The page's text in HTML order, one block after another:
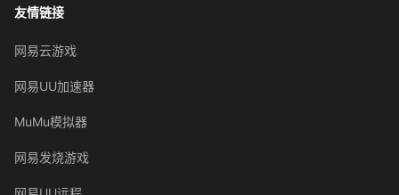
友情链接
网易云游戏
网易UU加速器
MuMu模拟器
网易发烧游戏